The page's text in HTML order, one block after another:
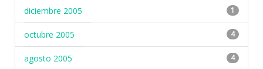
diciembre 2005 1
octubre 2005 4
agosto 2005 4